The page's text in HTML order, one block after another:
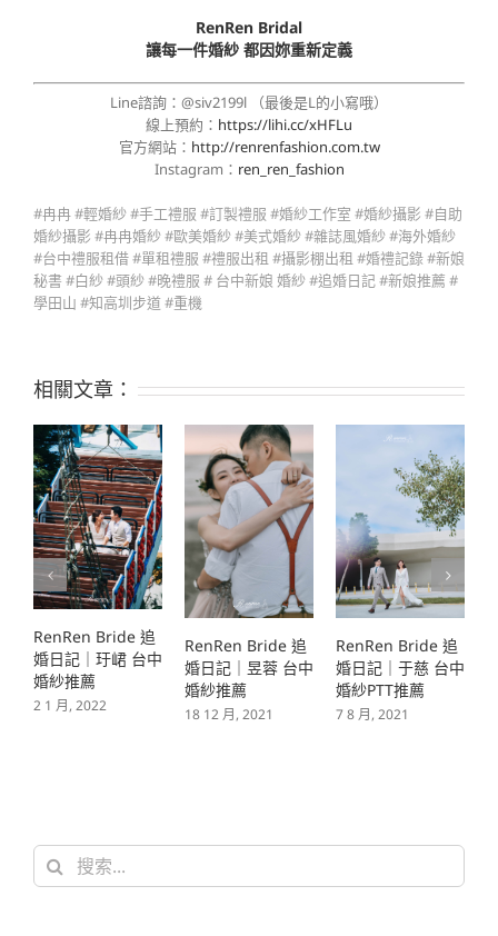
RenRen Bridal
讓每一件婚紗 都因妳重新定義
Line諮詢：@siv2199l （最後是L的小寫哦）
線上預約： https://lihi.cc/xHFLu
官方網站： http://renrenfashion.com.tw
Instagram： ren_ren_fashion
#冉冉 #輕婚紗 #手工禮服 #訂製禮服 #婚紗工作室 #婚紗攝影 #自助
婚紗攝影 #冉冉婚紗 #歐美婚紗 #美式婚紗 #雜誌風婚紗 #海外婚紗
#台中禮服租借 #單租禮服 #禮服出租 #攝影棚出租 #婚禮記錄 #新娘
秘書 #白紗 #頭紗 #晚禮服 # 台中新娘 婚紗 #追婚日記 #新娘推薦 #
學田山 #知高圳步道 #重機
相關文章：
追
台中
RenRen Bride 追
婚日記｜昱蓉 台中
婚紗推薦
18 12 月, 2021
RenRen Bride 追
婚日記｜于慈 台中
婚紗PTT推薦
7 8 月, 2021
RenRen Bride 追
婚日記｜俞凰 台
婚紗PTT推薦
6 8 月, 2021
搜